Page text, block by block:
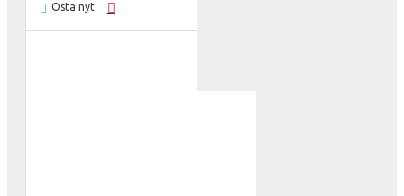
Osta nyt